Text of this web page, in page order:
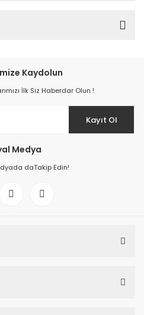
Kaydolun
İlk Siz Haberdar Olun !
Kayıt Ol
Medya
daTakip Edin!